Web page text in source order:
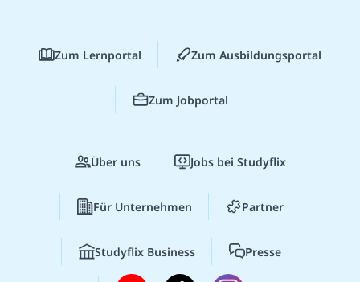
Zum Lernportal Zum Ausbildungsportal
Zum Jobportal
Über uns Jobs bei Studyflix
Für Unternehmen Partner
Studyflix Business Presse